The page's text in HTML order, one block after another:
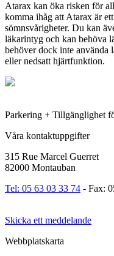
Atarax kan öka risken för
komma ihåg att Atarax är
sömnsvårigheter. Du kan
läkarintyg och kan behöva
behöver dock inte använda
eller nedsatt hjärtfunktion.
Parkering + Tillgänglighet
Våra kontaktuppgifter
315 Rue Marcel Guerret
82000 Montauban
Tel: 05 63 03 33 74 - Fax:
Skicka ett meddelande
Webbplatskarta